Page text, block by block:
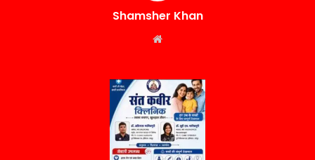
Shamsher Khan